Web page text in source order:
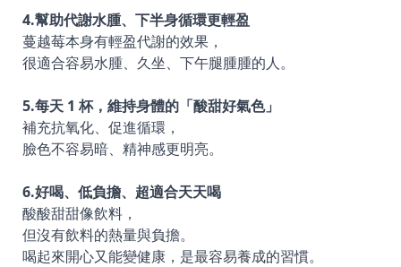
4.幫助代謝水腫、下半身循環更輕盈
蔓越莓本身有輕盈代謝的效果，
很適合容易水腫、久坐、下午腿腫腫的人。
5.每天 1 杯，維持身體的「酸甜好氣色」
補充抗氧化、促進循環，
臉色不容易暗、精神感更明亮。
6.好喝、低負擔、超適合天天喝
酸酸甜甜像飲料，
但沒有飲料的熱量與負擔。
喝起來開心又能變健康，是最容易養成的習慣。